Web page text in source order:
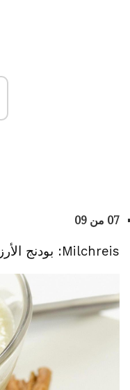
07 من 09
Milchreis: بودنج الأرز الألماني